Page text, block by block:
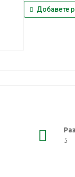
Добавете
5